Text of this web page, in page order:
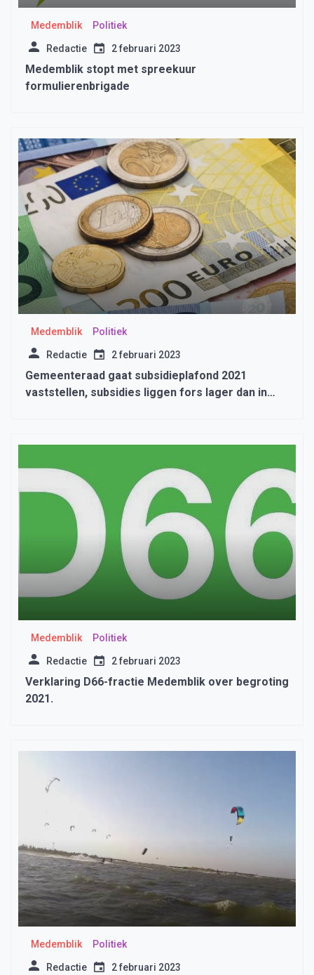
Medemblik Politiek
Redactie 2 februari 2023
Medemblik stopt met spreekuur
formulierenbrigade
Medemblik Politiek
Redactie 2 februari 2023
Gemeenteraad gaat subsidieplafond 2021
vaststellen, subsidies liggen fors lager dan in
Medemblik Politiek
Redactie 2 februari 2023
Verklaring D66-fractie Medemblik over begroting
2021.
Medemblik Politiek
Redactie 2 februari 2023